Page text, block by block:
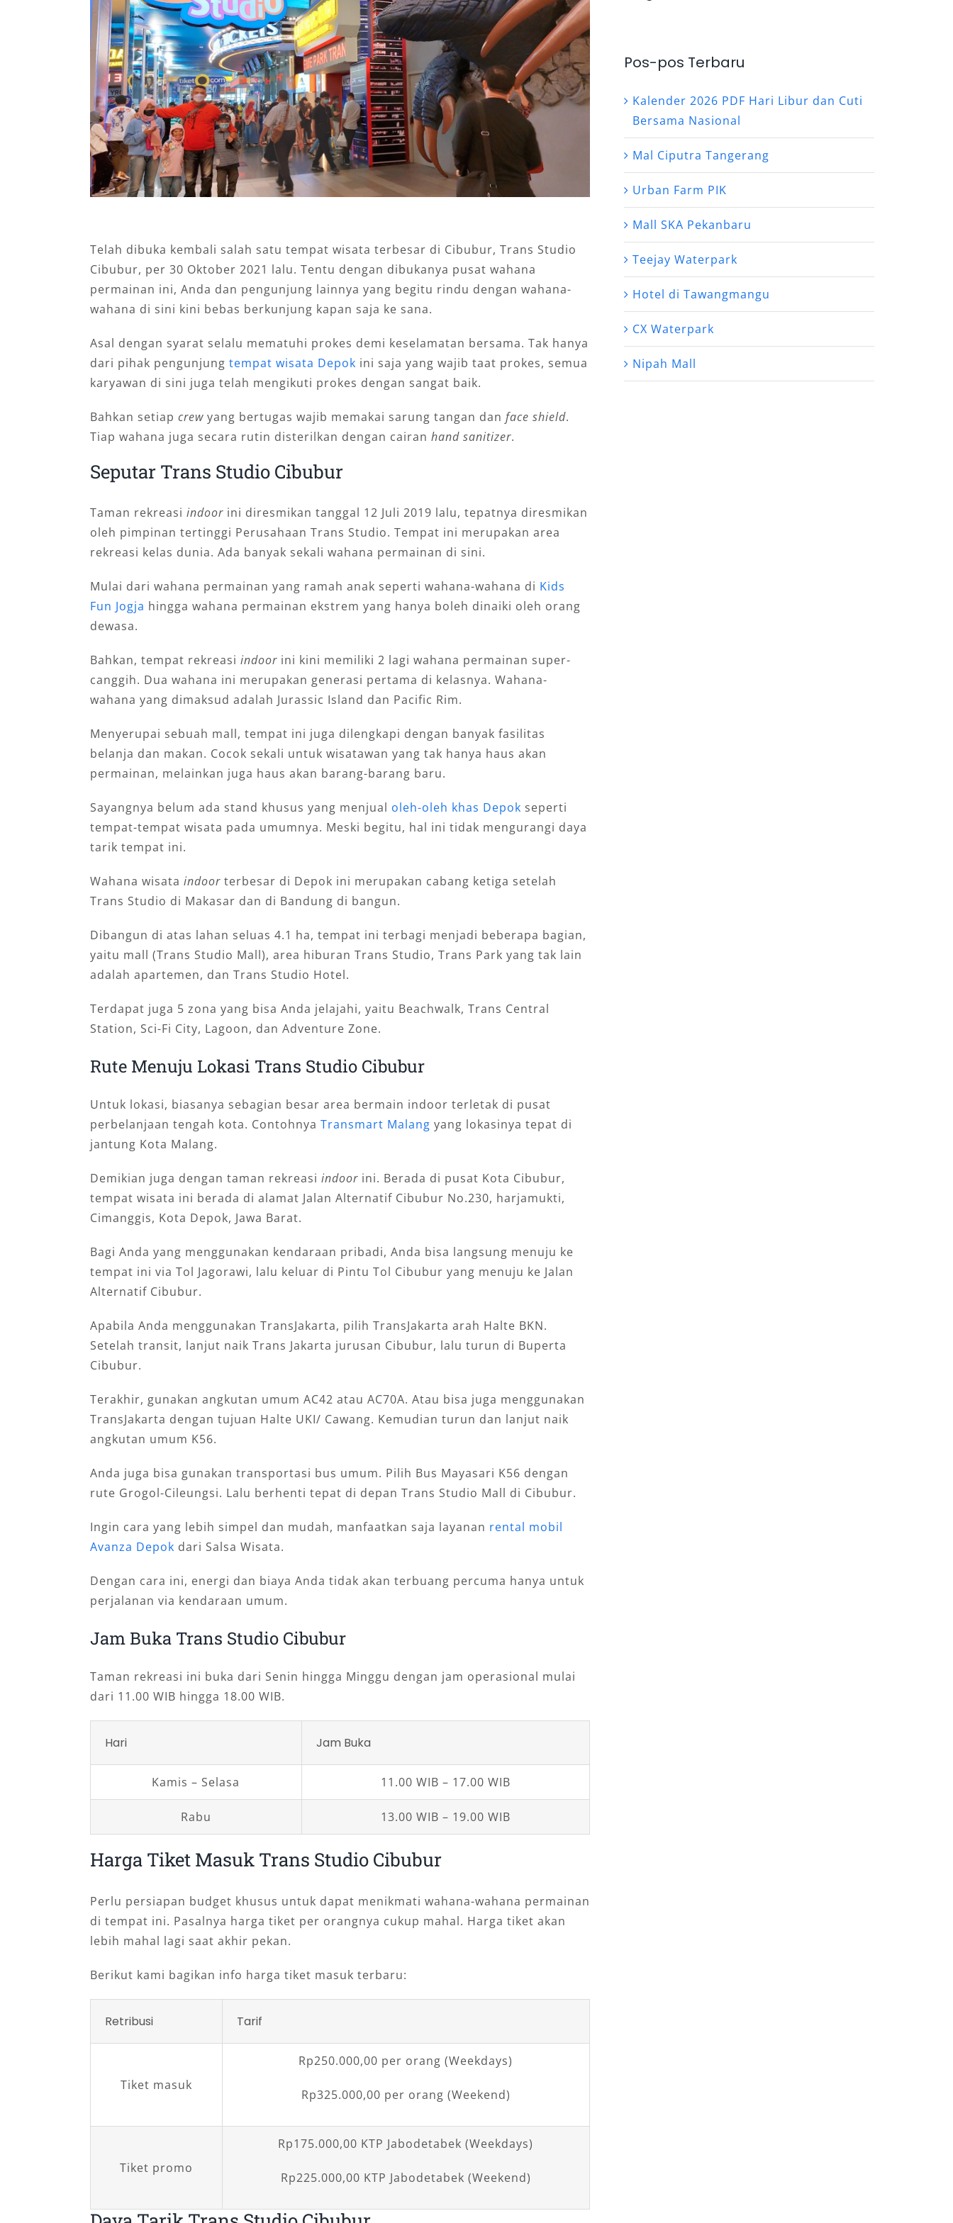
Telah dibuka kembali salah satu tempat wisata terbesar di Cibubur, Trans Studio
Cibubur, per 30 Oktober 2021 lalu. Tentu dengan dibukanya pusat wahana
permainan ini, Anda dan pengunjung lainnya yang begitu rindu dengan wahana-
wahana di sini kini bebas berkunjung kapan saja ke sana.
Asal dengan syarat selalu mematuhi prokes demi keselamatan bersama. Tak hanya
dari pihak pengunjung tempat wisata Depok ini saja yang wajib taat prokes, semua
karyawan di sini juga telah mengikuti prokes dengan sangat baik.
Bahkan setiap crew yang bertugas wajib memakai sarung tangan dan face shield.
Tiap wahana juga secara rutin disterilkan dengan cairan hand sanitizer.
Seputar Trans Studio Cibubur
Taman rekreasi indoor ini diresmikan tanggal 12 Juli 2019 lalu, tepatnya diresmikan
oleh pimpinan tertinggi Perusahaan Trans Studio. Tempat ini merupakan area
rekreasi kelas dunia. Ada banyak sekali wahana permainan di sini.
Mulai dari wahana permainan yang ramah anak seperti wahana-wahana di Kids
Fun Jogja hingga wahana permainan ekstrem yang hanya boleh dinaiki oleh orang
dewasa.
Bahkan, tempat rekreasi indoor ini kini memiliki 2 lagi wahana permainan super-
canggih. Dua wahana ini merupakan generasi pertama di kelasnya. Wahana-
wahana yang dimaksud adalah Jurassic Island dan Pacific Rim.
Menyerupai sebuah mall, tempat ini juga dilengkapi dengan banyak fasilitas
belanja dan makan. Cocok sekali untuk wisatawan yang tak hanya haus akan
permainan, melainkan juga haus akan barang-barang baru.
Sayangnya belum ada stand khusus yang menjual oleh-oleh khas Depok seperti
tempat-tempat wisata pada umumnya. Meski begitu, hal ini tidak mengurangi daya
tarik tempat ini.
Wahana wisata indoor terbesar di Depok ini merupakan cabang ketiga setelah
Trans Studio di Makasar dan di Bandung di bangun.
Dibangun di atas lahan seluas 4.1 ha, tempat ini terbagi menjadi beberapa bagian,
yaitu mall (Trans Studio Mall), area hiburan Trans Studio, Trans Park yang tak lain
adalah apartemen, dan Trans Studio Hotel.
Terdapat juga 5 zona yang bisa Anda jelajahi, yaitu Beachwalk, Trans Central
Station, Sci-Fi City, Lagoon, dan Adventure Zone.
Rute Menuju Lokasi Trans Studio Cibubur
Untuk lokasi, biasanya sebagian besar area bermain indoor terletak di pusat
perbelanjaan tengah kota. Contohnya Transmart Malang yang lokasinya tepat di
jantung Kota Malang.
Demikian juga dengan taman rekreasi indoorini. Berada di pusat Kota Cibubur,
tempat wisata ini berada di alamat Jalan Alternatif Cibubur No.230, harjamukti,
Cimanggis, Kota Depok, Jawa Barat.
Bagi Anda yang menggunakan kendaraan pribadi, Anda bisa langsung menuju ke
tempat ini via Tol Jagorawi, lalu keluar di Pintu Tol Cibubur yang menuju ke Jalan
Alternatif Cibubur.
Apabila Anda menggunakan TransJakarta, pilih TransJakarta arah Halte BKN.
Setelah transit, lanjut naik Trans Jakarta jurusan Cibubur, lalu turun di Buperta
Cibubur.
Terakhir, gunakan angkutan umum AC42 atau AC70A. Atau bisa juga menggunakan
TransJakarta dengan tujuan Halte UKI/ Cawang. Kemudian turun dan lanjut naik
angkutan umum K56.
Anda juga bisa gunakan transportasi bus umum. Pilih Bus Mayasari K56 dengan
rute Grogol-Cileungsi. Lalu berhenti tepat di depan Trans Studio Mall di Cibubur.
Ingin cara yang lebih simpel dan mudah, manfaatkan saja layanan rental mobil
Avanza Depok dari Salsa Wisata.
Dengan cara ini, energi dan biaya Anda tidak akan terbuang percuma hanya untuk
perjalanan via kendaraan umum.
Jam Buka Trans Studio Cibubur
Taman rekreasi ini buka dari Senin hingga Minggu dengan jam operasional mulai
dari 11.00 WIB hingga 18.00 WIB.
Hari Jam Buka
Kamis – Selasa 11.00 WIB – 17.00 WIB
Rabu 13.00 WIB – 19.00 WIB
Harga Tiket Masuk Trans Studio Cibubur
Perlu persiapan budget khusus untuk dapat menikmati wahana-wahana permainan
di tempat ini. Pasalnya harga tiket per orangnya cukup mahal. Harga tiket akan
lebih mahal lagi saat akhir pekan.
Berikut kami bagikan info harga tiket masuk terbaru:
Retribusi Tarif
Tiket masuk
Rp250.000,00 per orang (Weekdays)
Rp325.000,00 per orang (Weekend)
Tiket promo
Rp175.000,00 KTP Jabodetabek (Weekdays)
Rp225.000,00 KTP Jabodetabek (Weekend)
Pos-pos Terbaru
Kalender 2026 PDF Hari Libur dan Cuti
Bersama Nasional
Mal Ciputra Tangerang
Urban Farm PIK
Mall SKA Pekanbaru
Teejay Waterpark
Hotel di Tawangmangu
CX Waterpark
Nipah Mall